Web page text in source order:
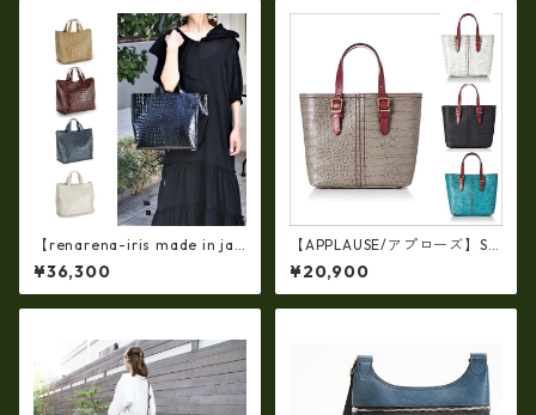
【renarena-iris made in jap
an】(日本製 軽量・牛革製品・
エナメルクロコ・マザーマル
チバッグ ir-668 牛革 エナメル
¥36,300
【APPLAUSE/アプローズ】SA
FARI series 型押し クロコ レ
ザー トート ap-3739
¥20,900